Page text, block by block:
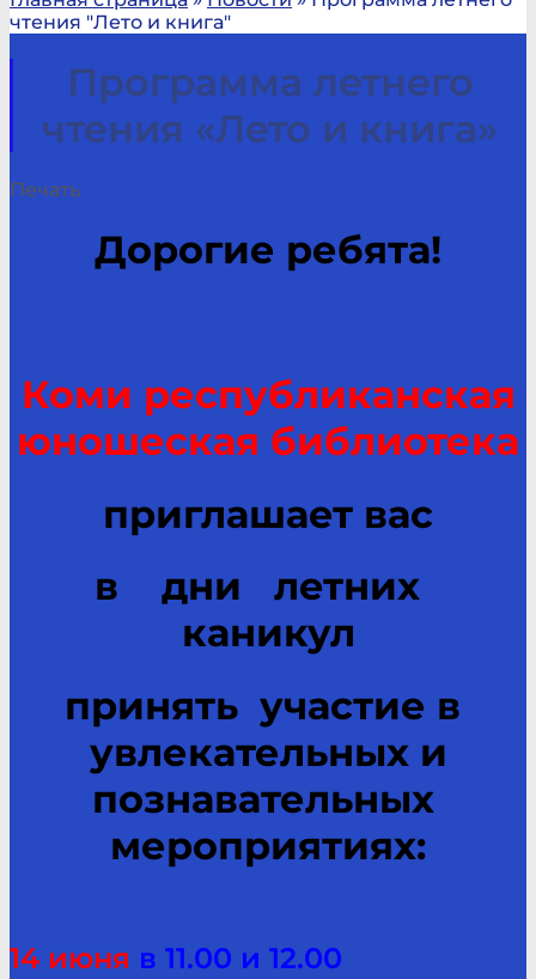
чтения "Лето и книга"
Программа летнего
чтения «Лето и книга»
Печать
Дорогие ребята!
Коми республиканская
юношеская библиотека
приглашает вас
в дни летних
каникул
принять участие в
увлекательных и
познавательных
мероприятиях:
14 июня в 11.00 и 12.00